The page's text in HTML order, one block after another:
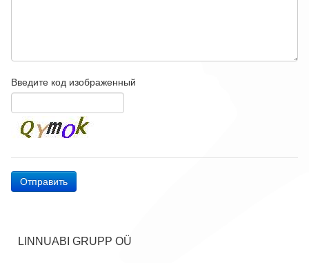
Введите код изображенный
Отправить
LINNUABI GRUPP OÜ